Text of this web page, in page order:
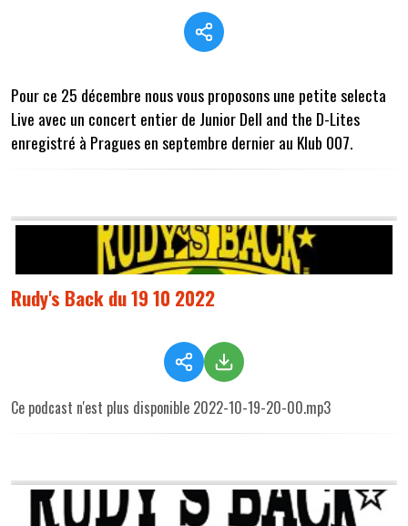
Pour ce 25 décembre nous vous proposons une petite selecta
Live avec un concert entier de Junior Dell and the D-Lites
enregistré à Pragues en septembre dernier au Klub 007.
Rudy's Back du 19 10 2022
Ce podcast n'est plus disponible 2022-10-19-20-00.mp3